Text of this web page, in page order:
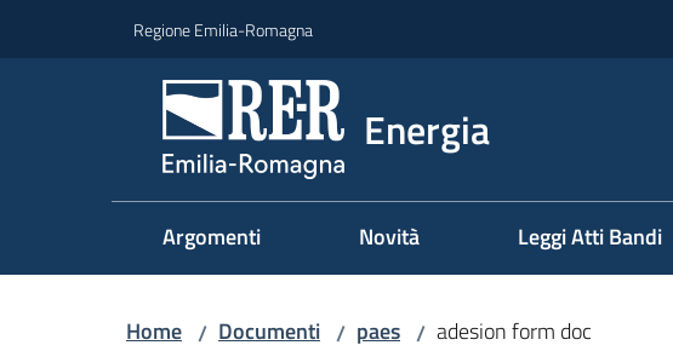
Regione Emilia-Romagna
Energia
Argomenti Novità Leggi Atti Bandi
Home / Documenti / paes / adesion form doc